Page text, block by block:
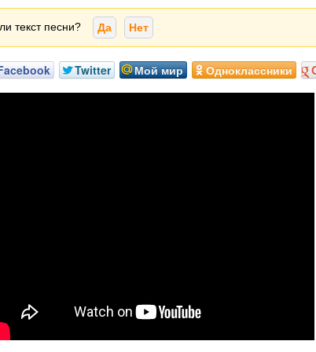
текст песни? Да Нет
Twitter Мой мир Одноклассники